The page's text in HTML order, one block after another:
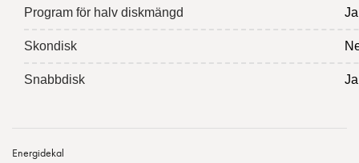
Program för halv diskmängd Ja
Skondisk
Snabbdisk Ja
Energidekal